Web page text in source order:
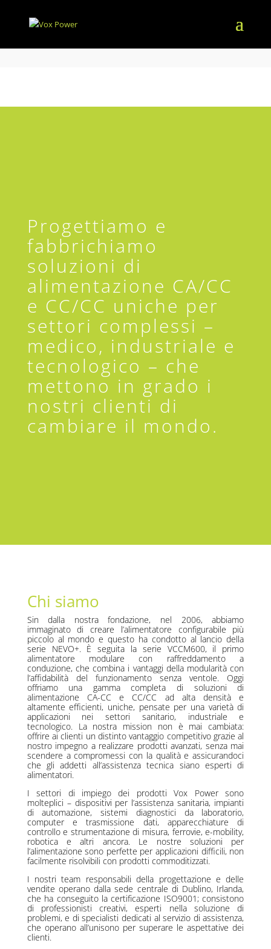
Progettiamo e
fabbrichiamo
soluzioni di
alimentazione CA/CC
e CC/CC uniche per
settori complessi –
medico, industriale e
tecnologico – che
mettono in grado i
nostri clienti di
cambiare il mondo.
Chi siamo
Sin dalla nostra fondazione, nel 2006, abbiamo
immaginato di creare l’alimentatore configurabile più
piccolo al mondo e questo ha condotto al lancio della
serie NEVO+. È seguita la serie VCCM600, il primo
alimentatore modulare con raffreddamento a
conduzione, che combina i vantaggi della modularità con
l’affidabilità del funzionamento senza ventole. Oggi
offriamo una gamma completa di soluzioni di
alimentazione CA-CC e CC/CC ad alta densità e
altamente efficienti, uniche, pensate per una varietà di
applicazioni nei settori sanitario, industriale e
tecnologico. La nostra mission non è mai cambiata:
offrire ai clienti un distinto vantaggio competitivo grazie al
nostro impegno a realizzare prodotti avanzati, senza mai
scendere a compromessi con la qualità e assicurandoci
che gli addetti all’assistenza tecnica siano esperti di
alimentatori.
I settori di impiego dei prodotti Vox Power sono
molteplici – dispositivi per l’assistenza sanitaria, impianti
di automazione, sistemi diagnostici da laboratorio,
computer e trasmissione dati, apparecchiature di
controllo e strumentazione di misura, ferrovie, e-mobility,
robotica e altri ancora. Le nostre soluzioni per
l’alimentazione sono perfette per applicazioni difficili, non
facilmente risolvibili con prodotti commoditizzati.
I nostri team responsabili della progettazione e delle
vendite operano dalla sede centrale di Dublino, Irlanda,
che ha conseguito la certificazione ISO9001; consistono
di professionisti creativi, esperti nella soluzione di
problemi, e di specialisti dedicati al servizio di assistenza,
che operano all’unisono per superare le aspettative dei
clienti.